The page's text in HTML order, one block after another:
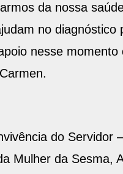
da nossa
no
nesse
do Servidor
Mulher da Sesma,